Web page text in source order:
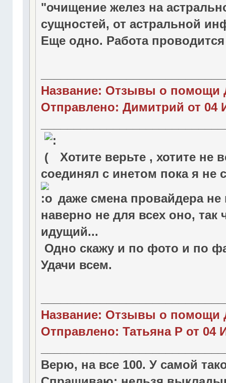
"очищение желез на
сущностей, от астральной
Еще одно. Работа
Название: Отзывы о помощи
Отправлено: Димитрий от 04
Хотите верьте , хотите не
соединял с инетом пока я не
даже смена провайдера
наверно не для всех оно,
идущий...
Одно скажу и по фото и по
Удачи всем.
Название: Отзывы о помощи
Отправлено: Татьяна Р от 04
Верю, на все 100. У самой